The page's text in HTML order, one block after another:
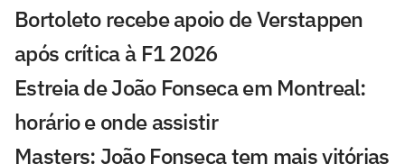
Bortoleto recebe apoio de Verstappen
após crítica à F1 2026
Estreia de João Fonseca em Montreal:
horário e onde assistir
Masters: João Fonseca tem mais vitórias